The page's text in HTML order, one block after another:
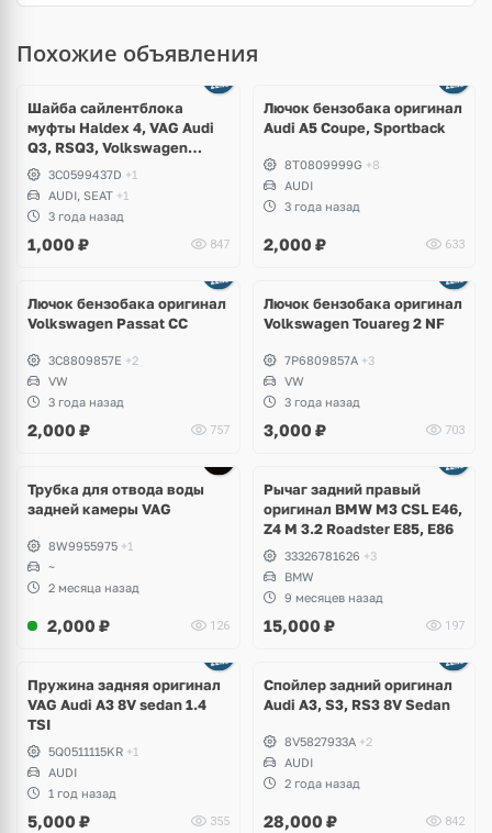
Похожие объявления
Шайба сайлентблока
муфты Haldex 4, VAG Audi
Q3, RSQ3, Volkswagen
Tiguan, Passat B6, B7, CC,
Sharan, Seat Alhambra
3C0599437D +1
AUDI, SEAT +1
3 года назад
1,000 ₽ 847
Лючок бензобака оригинал
Audi A5 Coupe, Sportback
8T0809999G +8
AUDI
3 года назад
2,000 ₽ 633
Лючок бензобака оригинал
Volkswagen Passat CC
3C8809857E +2
VW
3 года назад
2,000 ₽ 757
Лючок бензобака оригинал
Volkswagen Touareg 2 NF
7P6809857A +3
VW
3 года назад
3,000 ₽ 703
Трубка для отвода воды
задней камеры VAG
8W9955975 +1
~
2 месяца назад
2,000 ₽ 126
Рычаг задний правый
оригинал BMW M3 CSL E46,
Z4 M 3.2 Roadster E85, E86
33326781626 +3
BMW
9 месяцев назад
15,000 ₽ 197
Пружина задняя оригинал
VAG Audi A3 8V sedan 1.4
TSI
5Q0511115KR +1
AUDI
1 год назад
5,000 ₽ 355
Спойлер задний оригинал
Audi A3, S3, RS3 8V Sedan
8V5827933A +2
AUDI
2 года назад
28,000 ₽ 842